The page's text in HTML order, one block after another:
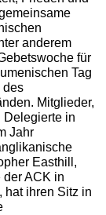
anderem
für
Tag
des
Mitglieder,
Delegierte in
Jahr
Easthill,
der ACK in
hat ihren Sitz in